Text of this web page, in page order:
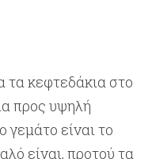
τα κεφτεδάκια στο
προς υψηλή
είναι το
είναι, προτού τα